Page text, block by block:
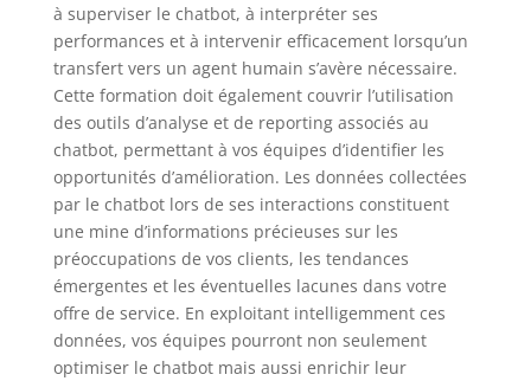
à superviser le chatbot, à interpréter ses
performances et à intervenir efficacement lorsqu’un
transfert vers un agent humain s’avère nécessaire.
Cette formation doit également couvrir l’utilisation
des outils d’analyse et de reporting associés au
chatbot, permettant à vos équipes d’identifier les
opportunités d’amélioration. Les données collectées
par le chatbot lors de ses interactions constituent
une mine d’informations précieuses sur les
préoccupations de vos clients, les tendances
émergentes et les éventuelles lacunes dans votre
offre de service. En exploitant intelligemment ces
données, vos équipes pourront non seulement
optimiser le chatbot mais aussi enrichir leur